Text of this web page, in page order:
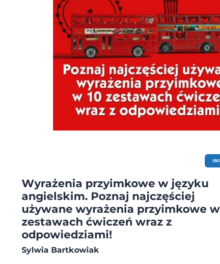
Wyrażenia przyimkowe w języku
angielskim. Poznaj najczęściej
używane wyrażenia przyimkowe w
zestawach ćwiczeń wraz z
odpowiedziami!
Sylwia Bartkowiak